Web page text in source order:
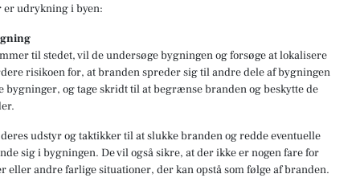
er udrykning i byen:
til stedet, vil de undersøge bygningen og forsøge at lokalisere
risikoen for, at branden spreder sig til andre dele af bygningen
og tage skridt til at begrænse branden og beskytte de
udstyr og taktikker til at slukke branden og redde eventuelle
sig i bygningen. De vil også sikre, at der ikke er nogen fare for
eller andre farlige situationer, der kan opstå som følge af branden.